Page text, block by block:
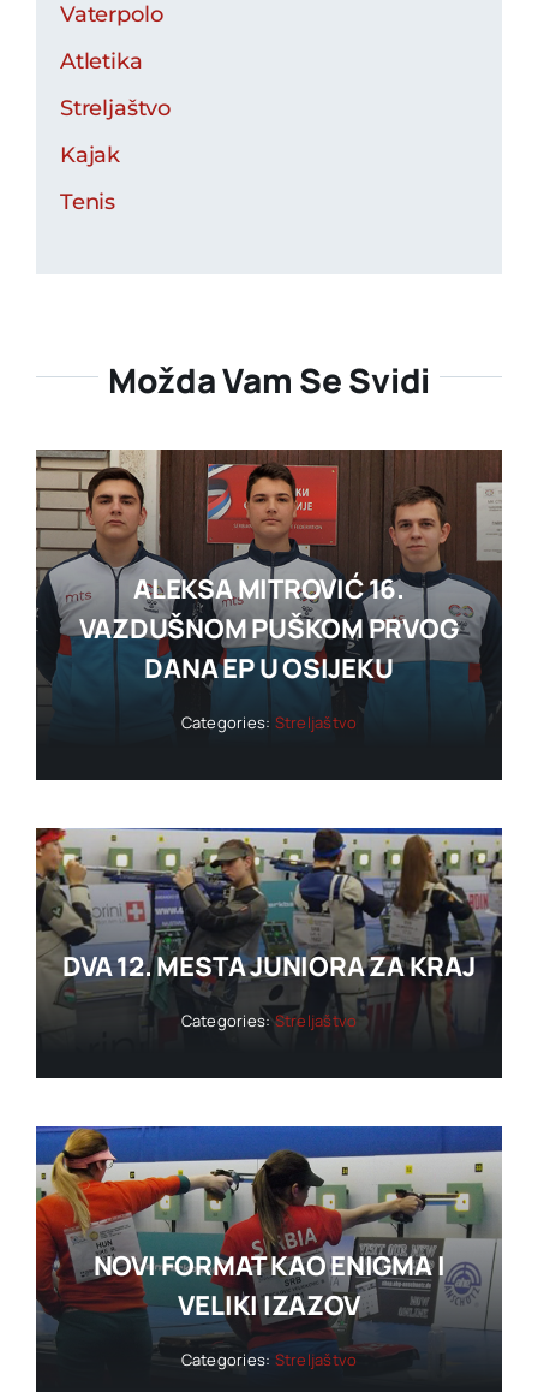
Vaterpolo
Atletika
Streljaštvo
Kajak
Tenis
Možda Vam Se Svidi
ALEKSA MITROVIĆ 16.
VAZDUŠNOM PUŠKOM PRVOG
DANA EP U OSIJEKU
Categories: Streljaštvo
DVA 12. MESTA JUNIORA ZA KRAJ
Categories: Streljaštvo
NOVI FORMAT KAO ENIGMA I
VELIKI IZAZOV
Categories: Streljaštvo